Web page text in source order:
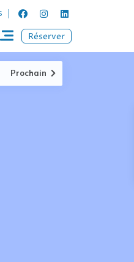
Réserver
Prochain